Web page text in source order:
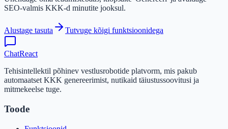
SEO-valmis KKK-d minutite jooksul.
Alustage tasuta Tutvuge kõigi funktsioonidega
ChatReact
Tehisintellektil põhinev vestlusrobotide platvorm, mis pakub
automaatset KKK genereerimist, nutikaid täiustussoovitusi ja
mitmekeelse tuge.
Toode